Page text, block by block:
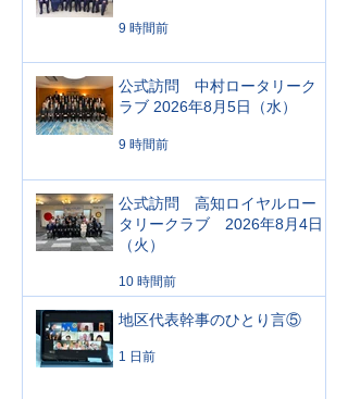
9 時間前
公式訪問 中村ロータリーク
ラブ 2026年8月5日（水）
9 時間前
公式訪問 高知ロイヤルロー
タリークラブ 2026年8月4日
（火）
10 時間前
地区代表幹事のひとり言⑤
1 日前